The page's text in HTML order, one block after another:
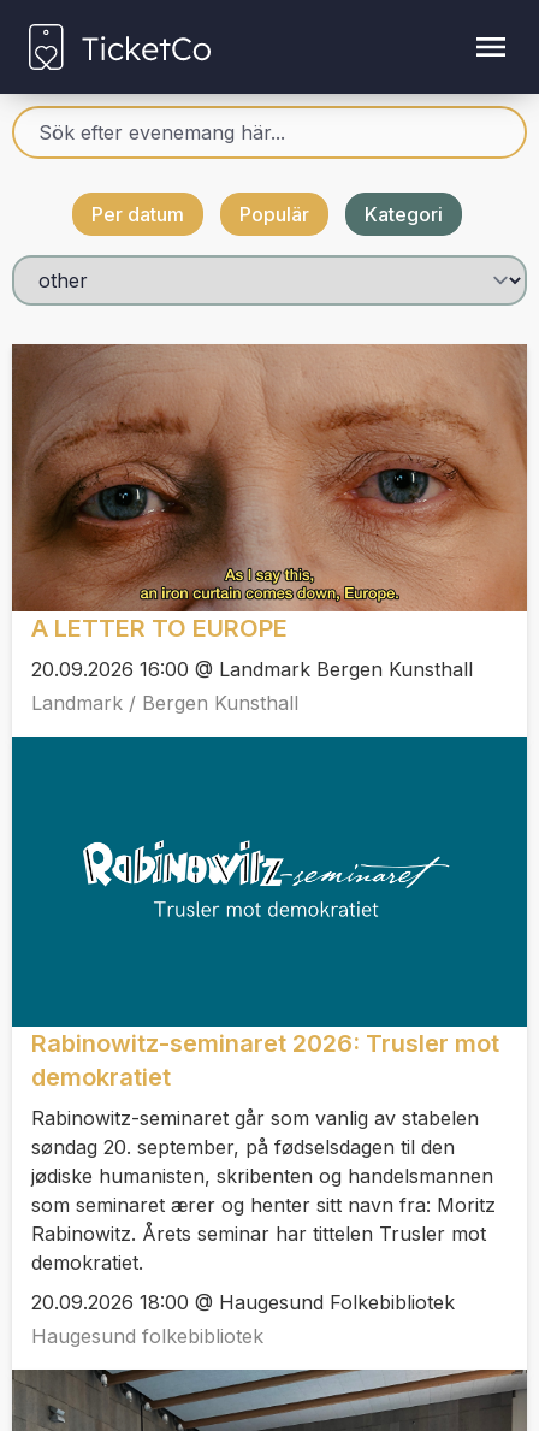
Per datum Populär Kategori
A LETTER TO EUROPE
20.09.2026 16:00 @ Landmark Bergen Kunsthall
Landmark / Bergen Kunsthall
Rabinowitz-seminaret 2026: Trusler mot
demokratiet
Rabinowitz-seminaret går som vanlig av stabelen
søndag 20. september, på fødselsdagen til den
jødiske humanisten, skribenten og handelsmannen
som seminaret ærer og henter sitt navn fra: Moritz
Rabinowitz. Årets seminar har tittelen Trusler mot
demokratiet.
20.09.2026 18:00 @ Haugesund Folkebibliotek
Haugesund folkebibliotek